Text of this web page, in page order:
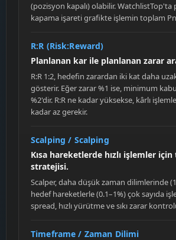
(pozisyon kapalı) olabilir. WatchlistTop'ta
kapama işareti grafikte işlemin toplam
R:R (Risk:Reward)
Planlanan kar ile planlanan zarar
R:R 1:2, hedefin zarardan iki kat daha
gösterir. Eğer zarar %1 ise, minimum
%2'dir. R:R ne kadar yüksekse, kârlı
kadar az gerekir.
Scalping / Scalping
Kısa hareketlerde hızlı işlemler
stratejisi.
Scalper, daha düşük zaman dilimlerinde
hedef hareketlerle (0.1–1%) çok sayıda
spread, hızlı yürütme ve sıkı zarar
Timeframe / Zaman Dilimi